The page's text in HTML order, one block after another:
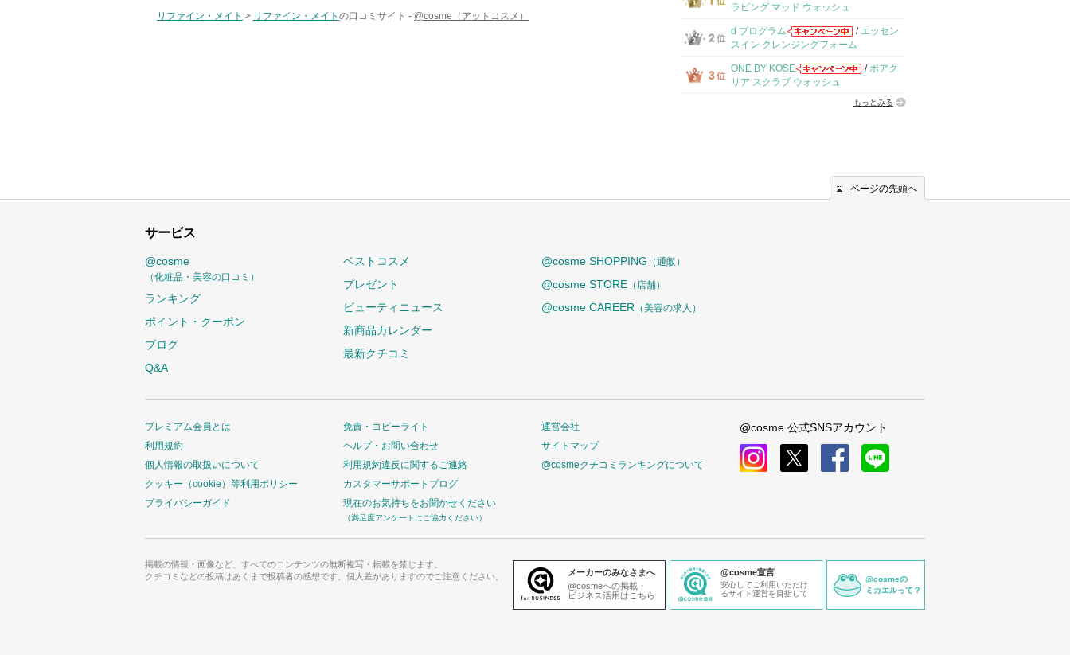
リファイン・メイト > リファイン・メイト の口コミサイト - @cosme（アットコスメ）
ラビング マッド ウォッシュ
d プログラム / エッセン
スイン クレンジングフォーム
ONE BY KOSE /ポアク
リア スクラブ ウォッシュ
もっとみる
ページの先頭へ
サービス
@cosme
（化粧品・美容の口コミ）
ランキング
ポイント・クーポン
ブログ
Q&A
ベストコスメ
プレゼント
ビューティニュース
新商品カレンダー
最新クチコミ
@cosme SHOPPING （通販）
@cosme STORE （店舗）
@cosme CAREER （美容の求人）
プレミアム会員とは
利用規約
個人情報の取扱いについて
クッキー（cookie）等利用ポリシー
プライバシーガイド
免責・コピーライト
ヘルプ・お問い合わせ
利用規約違反に関するご連絡
カスタマーサポートブログ
現在のお気持ちをお聞かせください
（満足度アンケートにご協力ください）
運営会社
サイトマップ
@cosmeクチコミランキングについて
@cosme 公式SNSアカウント
掲載の情報・画像など、すべてのコンテンツの無断複写・転載を禁じます。
クチコミなどの投稿はあくまで投稿者の感想です。個人差がありますのでご注意ください。
メーカーのみなさまへ
@cosmeへの掲載・
ビジネス活用はこちら
@cosme宣言
安心してご利用いただけ
るサイト運営を目指して
@cosmeの
ミカエルって？